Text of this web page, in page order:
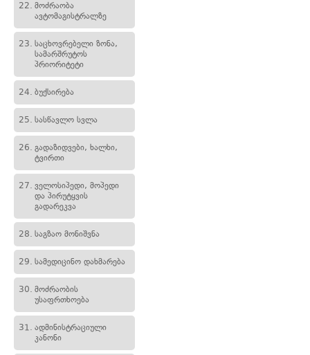
22. მოძრაობა
ავტომაგისტრალზე
23. საცხოვრებელი ზონა,
სამარშრუტოს
პრიორიტეტი
24. ბუქსირება
25. სასწავლო სვლა
26. გადაზიდვები, ხალხი,
ტვირთი
27. ველოსიპედი, მოპედი
და პირუტყვის
გადარეკვა
28. საგზაო მონიშვნა
29. სამედიცინო დახმარება
30. მოძრაობის
უსაფრთხოება
31. ადმინისტრაციული
კანონი